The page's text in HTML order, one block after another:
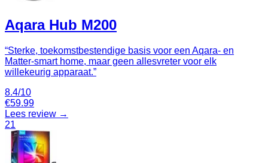
Aqara Hub M200
“Sterke, toekomstbestendige basis voor een Aqara- en
Matter-smart home, maar geen allesvreter voor elk
willekeurig apparaat.”
8.4/10
€59.99
Lees review →
21